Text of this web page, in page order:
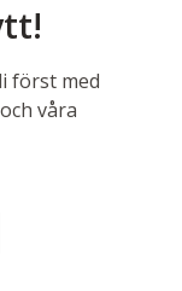
först med
våra